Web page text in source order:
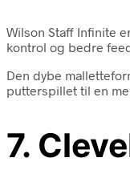
Wilson Staff Infinite
kontrol og bedre
Den dybe
putterspillet til en
7.